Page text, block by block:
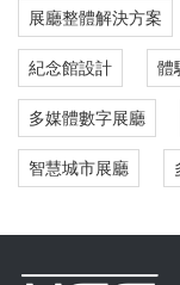
展廳整體解決方案
紀念館設計 體
多媒體數字展廳
智慧城市展廳